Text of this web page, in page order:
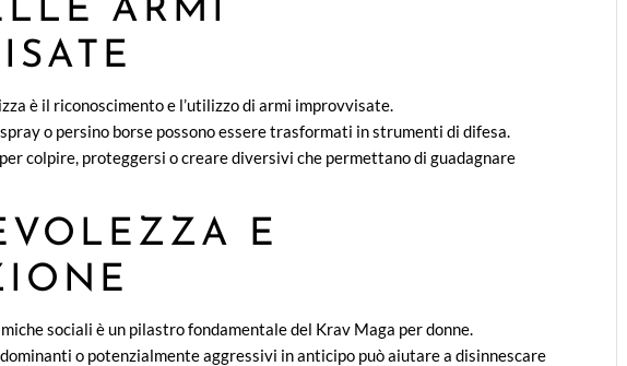
ARMI
è il riconoscimento e l’utilizzo di armi improvvisate.
o persino borse possono essere trasformati in strumenti di difesa.
colpire, proteggersi o creare diversivi che permettano di guadagnare
E
sociali è un pilastro fondamentale del Krav Maga per donne.
o potenzialmente aggressivi in anticipo può aiutare a disinnescare